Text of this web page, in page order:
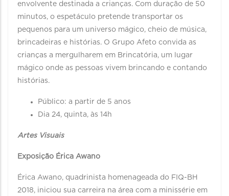
envolvente destinada a crianças. Com duração de 50
minutos, o espetáculo pretende transportar os
pequenos para um universo mágico, cheio de música,
brincadeiras e histórias. O Grupo Afeto convida as
crianças a mergulharem em Brincatória, um lugar
mágico onde as pessoas vivem brincando e contando
histórias.
Público: a partir de 5 anos
Dia 24, quinta, às 14h
Artes Visuais
Exposição Érica Awano
Érica Awano, quadrinista homenageada do FIQ-BH
2018, iniciou sua carreira na área com a minissérie em